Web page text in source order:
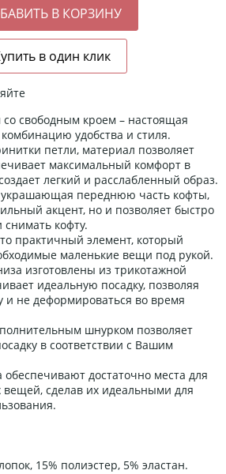
свободным кроем – настоящая
удобства и стиля.
петли, материал позволяет
максимальный комфорт в
легкий и расслабленный образ.
переднюю часть кофты,
акцент, но и позволяет быстро
снимать кофту.
практичный элемент, который
маленькие вещи под рукой.
изготовлены из трикотажной
идеальную посадку, позволяя
и не деформироваться во время
шнурком позволяет
в соответствии с Вашим
достаточно места для
сделав их идеальными для
15% полиэстер, 5% эластан.